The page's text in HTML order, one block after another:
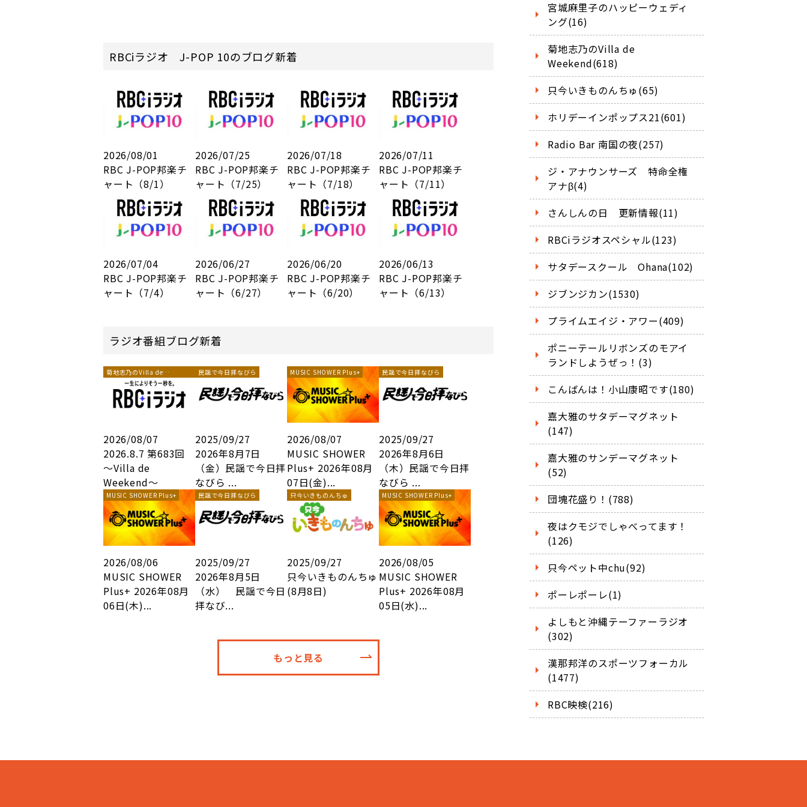
RBCiラジオ J-POP 10のブログ新着
2026/08/01
RBC J-POP邦楽チ
ャート（8/1）
2026/07/25
RBC J-POP邦楽チ
ャート（7/25）
2026/07/18
RBC J-POP邦楽チ
ャート（7/18）
2026/07/11
RBC J-POP邦楽チ
ャート（7/11）
2026/07/04
RBC J-POP邦楽チ
ャート（7/4）
2026/06/27
RBC J-POP邦楽チ
ャート（6/27）
2026/06/20
RBC J-POP邦楽チ
ャート（6/20）
2026/06/13
RBC J-POP邦楽チ
ャート（6/13）
ラジオ番組ブログ新着
菊地志乃のVilla de
Weekend
2026/08/07
2026.8.7 第683回
～Villa de
Weekend～
民謡で今日拝なびら
2025/09/27
2026年8月7日
（金）民謡で今日拝
なびら ...
MUSIC SHOWER Plus+
2026/08/07
MUSIC SHOWER
Plus+ 2026年08月
07日(金)...
民謡で今日拝なびら
2025/09/27
2026年8月6日
（木）民謡で今日拝
なびら ...
MUSIC SHOWER Plus+
2026/08/06
MUSIC SHOWER
Plus+ 2026年08月
06日(木)...
民謡で今日拝なびら
2025/09/27
2026年8月5日
（水） 民謡で今日
拝なび...
只今いきものんちゅ
2025/09/27
只今いきものんちゅ
(8月8日)
MUSIC SHOWER Plus+
2026/08/05
MUSIC SHOWER
Plus+ 2026年08月
05日(水)...
もっと見る
宮城麻里子のハッピーウェディ
ング(16)
菊地志乃のVilla de
Weekend(618)
只今いきものんちゅ(65)
ホリデーインポップス21(601)
Radio Bar 南国の夜(257)
ジ・アナウンサーズ 特命全権
アナβ(4)
さんしんの日 更新情報(11)
RBCiラジオスペシャル(123)
サタデースクール Ohana(102)
ジブンジカン(1530)
プライムエイジ・アワー(409)
ポニーテールリボンズのモアイ
ランドしようぜっ！(3)
こんばんは！小山康昭です(180)
嘉大雅のサタデーマグネット
(147)
嘉大雅のサンデーマグネット
(52)
団塊花盛り！(788)
夜はクモジでしゃべってます！
(126)
只今ペット中chu(92)
ポーレポーレ(1)
よしもと沖縄テーファーラジオ
(302)
漢那邦洋のスポーツフォーカル
(1477)
RBC映検(216)